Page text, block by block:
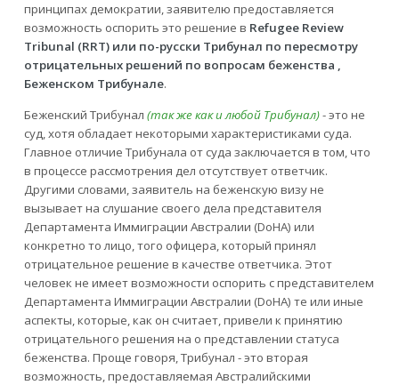
принципах демократии, заявителю предоставляется
возможность оспорить это решение в Refugee Review
Tribunal (RRT) или по-русски Трибунал по пересмотру
отрицательных решений по вопросам беженства ,
Беженском Трибунале.
Беженский Трибунал (так же как и любой Трибунал)- это не
суд, хотя обладает некоторыми характеристиками суда.
Главное отличие Трибунала от суда заключается в том, что
в процессе рассмотрения дел отсутствует ответчик.
Другими словами, заявитель на беженскую визу не
вызывает на слушание своего дела представителя
Департамента Иммиграции Австралии (DoHA) или
конкретно то лицо, того офицера, который принял
отрицательное решение в качестве ответчика. Этот
человек не имеет возможности оспорить с представителем
Департамента Иммиграции Австралии (DoHA) те или иные
аспекты, которые, как он считает, привели к принятию
отрицательного решения на о представлении статуса
беженства. Проще говоря, Трибунал - это вторая
возможность, предоставляемая Австралийскими